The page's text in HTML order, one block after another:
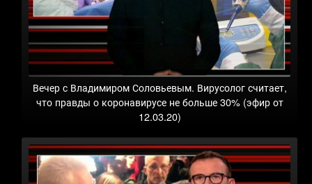
Вечер с Владимиром Соловьевым. Вирусолог считает,
что правды о коронавирусе не больше 30% (эфир от
12.03.20)